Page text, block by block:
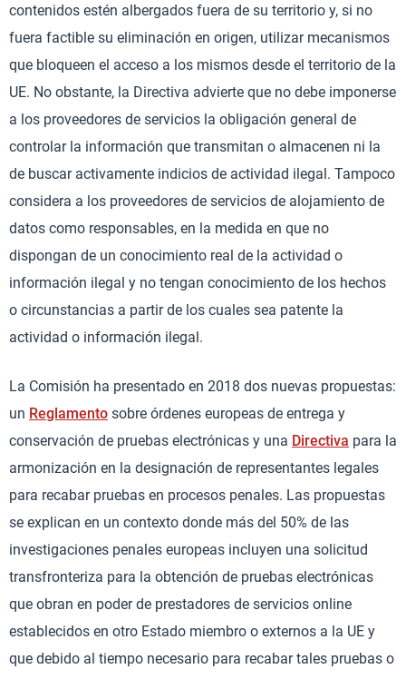
contenidos estén albergados fuera de su territorio y, si no
fuera factible su eliminación en origen, utilizar mecanismos
que bloqueen el acceso a los mismos desde el territorio de la
UE. No obstante, la Directiva advierte que no debe imponerse
a los proveedores de servicios la obligación general de
controlar la información que transmitan o almacenen ni la
de buscar activamente indicios de actividad ilegal. Tampoco
considera a los proveedores de servicios de alojamiento de
datos como responsables, en la medida en que no
dispongan de un conocimiento real de la actividad o
información ilegal y no tengan conocimiento de los hechos
o circunstancias a partir de los cuales sea patente la
actividad o información ilegal.
La Comisión ha presentado en 2018 dos nuevas propuestas:
un Reglamento sobre órdenes europeas de entrega y
conservación de pruebas electrónicas y una Directiva para la
armonización en la designación de representantes legales
para recabar pruebas en procesos penales. Las propuestas
se explican en un contexto donde más del 50% de las
investigaciones penales europeas incluyen una solicitud
transfronteriza para la obtención de pruebas electrónicas
que obran en poder de prestadores de servicios online
establecidos en otro Estado miembro o externos a la UE y
que debido al tiempo necesario para recabar tales pruebas o